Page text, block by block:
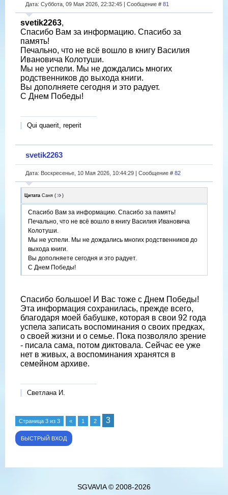
Дата: Суббота, 09 Мая 2026, 22:32:45 | Сообщение # 81
svetik2263,
Спасибо Вам за информацию. Спасибо за
память!
Печально, что не всё вошло в книгу Василия
Ивановича Колотуши.
Мы не успели. Мы не дождались многих
родственников до выхода книги.
Вы дополняете сегодня и это радует.
С Днем Победы!
Qui quaerit, reperit
svetik2263
Дата: Воскресенье, 10 Мая 2026, 10:44:29 | Сообщение # 82
Цитата Саня ( )
Спасибо Вам за информацию. Спасибо за память!
Печально, что не всё вошло в книгу Василия Ивановича
Колотуши.
Мы не успели. Мы не дождались многих родственников до
выхода книги.
Вы дополняете сегодня и это радует.
С Днем Победы!
Спасибо большое! И Вас тоже с Днем Победы!
Эта информация сохранилась, прежде всего,
благодаря моей бабушке, которая в свои 92 года
успела записать воспоминания о своих предках,
о своей жизни и о семье. Пока позволяло зрение
- писала сама, потом диктовала. Сейчас ее уже
нет в живых, а воспоминания хранятся в
семейном архиве.
Светлана И.
Страница 3 из 3 « 1 2 3
SGVAVIA © 2008-2026